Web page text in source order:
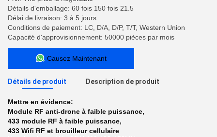
Détails d'emballage: 60 fois 150 fois 21.5
Délai de livraison: 3 à 5 jours
Conditions de paiement: LC, D/A, D/P, T/T, Western Union
Capacité d'approvisionnement: 50000 pièces par mois
Causez Maintenant
Détails de produit Description de produit
Mettre en évidence:
Module RF anti-drone à faible puissance,
433 module RF à faible puissance,
433 Wifi RF et brouilleur cellulaire